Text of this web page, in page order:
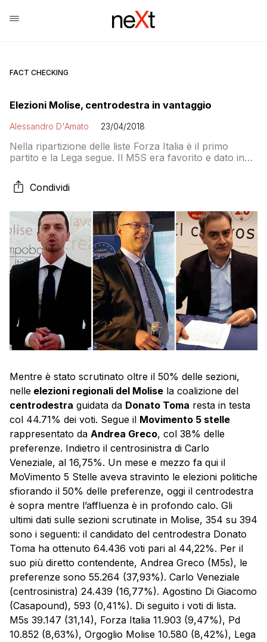
FACT CHECKING
Elezioni Molise, centrodestra in vantaggio
Alessandro D'Amato 23/04/2018
Nella ripartizione delle liste Forza Italia è il primo
partito e la Lega segue. Il M5S era favorito e dato in
pari
Condividi
Mentre è stato scrutinato oltre il 50% delle sezioni,
nelle elezioni regionali del Molise la coalizione del
centrodestra guidata da Donato Toma resta in testa
col 44.71% dei voti. Segue il Movimento 5 stelle
rappresentato da Andrea Greco, col 38% delle
preferenze. Indietro il centrosinistra di Carlo
Veneziale, al 16,75%. Un mese e mezzo fa qui il
MoVimento 5 Stelle aveva stravinto le elezioni politiche
sfiorando il 50% delle preferenze, oggi il centrodestra
è sopra mentre l’affluenza è in profondo calo. Gli
ultimi dati sulle sezioni scrutinate in Molise, 354 su 394
sono i seguenti: il candidato del centrodestra Donato
Toma ha ottenuto 64.436 voti pari al 44,22%. Per il
suo più diretto contendente, Andrea Greco (M5s), le
preferenze sono 55.264 (37,93%). Carlo Veneziale
(centrosinistra) 24.439 (16,77%). Agostino Di Giacomo
(Casapound), 593 (0,41%). Di seguito i voti di lista.
M5s 39.147 (31,14), Forza Italia 11.903 (9,47%), Pd
10.852 (8,63%), Orgoglio Molise 10.580 (8,42%), Lega